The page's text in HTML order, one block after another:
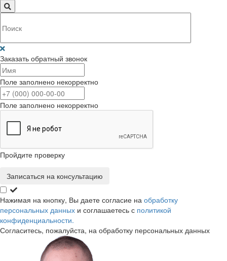
Заказать обратный звонок
Поле заполнено некорректно
Поле заполнено некорректно
Пройдите проверку
Записаться на консультацию
Нажимая на кнопку, Вы даете согласие на обработку
персональных данных и соглашаетесь с политикой
конфиденциальности.
Согласитесь, пожалуйста, на обработку персональных данных